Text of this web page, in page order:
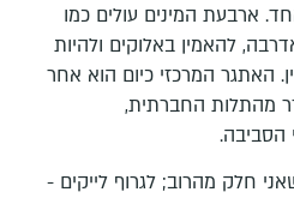
ארבעת המינים עולים כמו
להאמין באלוקים ולהיות
2019 זה אין. האתגר המרכזי כיום הוא אחר
מהתלות החברתית,
הסביבה.
חלק מהרוב; לגרוף לייקים -